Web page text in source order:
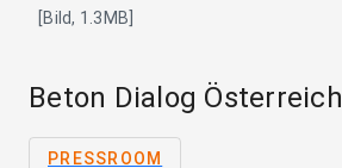
[Bild, 1.3MB]
Beton Dialog Österreich
PRESSROOM